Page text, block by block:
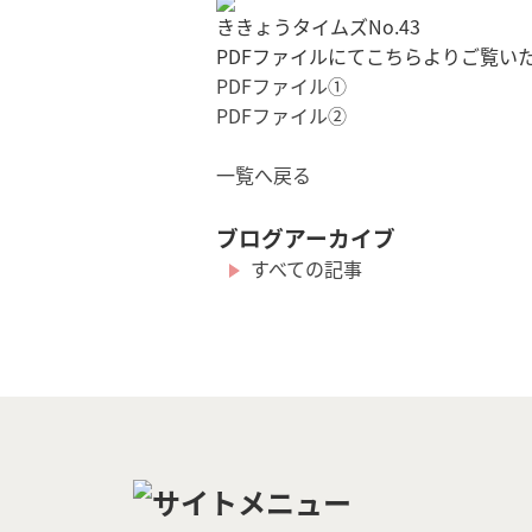
ききょうタイムズNo.43
PDFファイルにてこちらよりご覧い
PDFファイル①
PDFファイル②
一覧へ戻る
ブログアーカイブ
すべての記事